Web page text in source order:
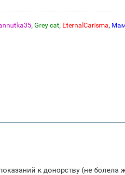
, Grey cat, EternalCarisma,
к донорству (не болела